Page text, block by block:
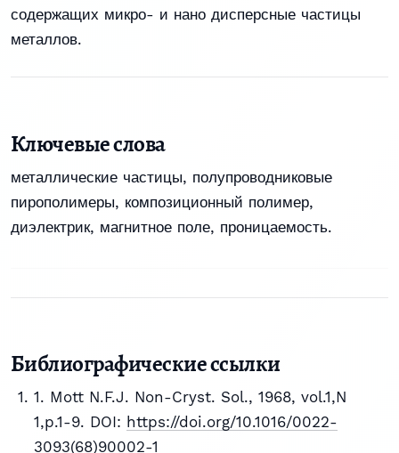
содержащих микро- и нано дисперсные частицы
металлов.
Ключевые слова
металлические частицы, полупроводниковые
пирополимеры, композиционный полимер,
диэлектрик, магнитное поле, проницаемость.
Библиографические ссылки
1. Mott N.F.J. Non-Cryst. Sol., 1968, vol.1,N
1,p.1-9. DOI: https://doi.org/10.1016/0022-
3093(68)90002-1